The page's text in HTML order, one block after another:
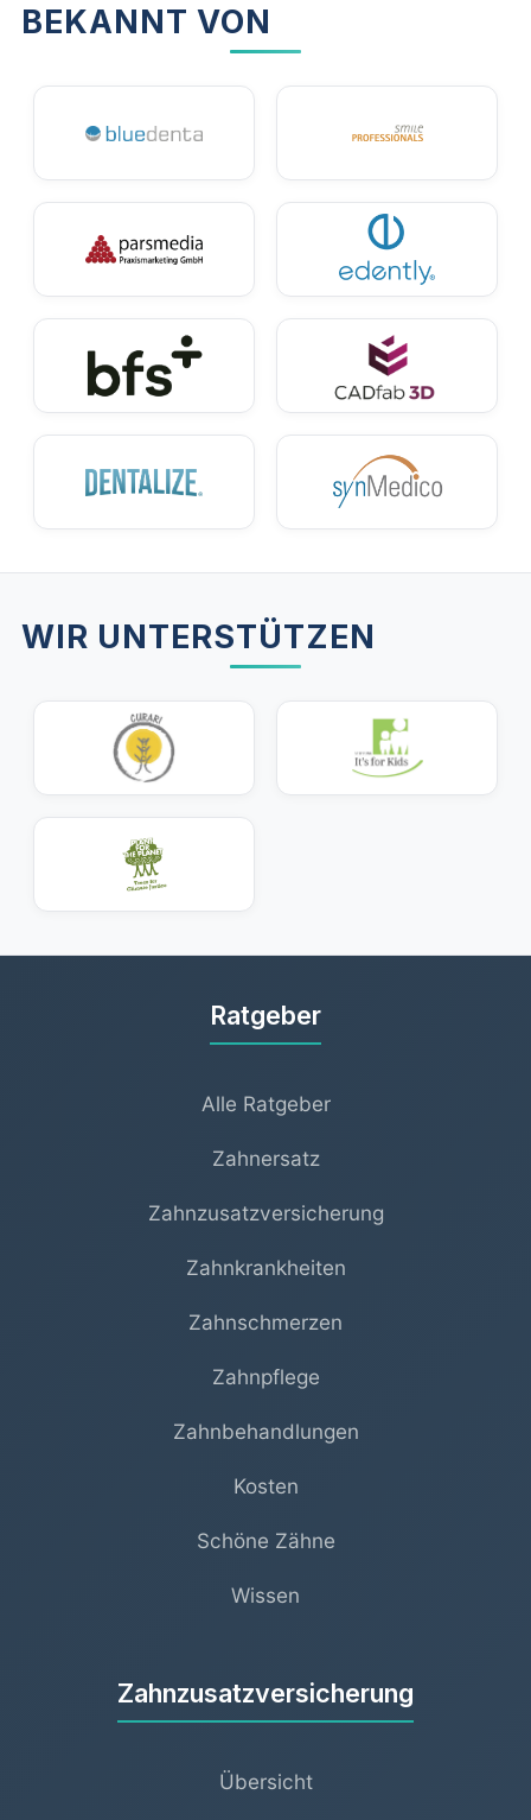
BEKANNT VON
WIR UNTERSTÜTZEN
Ratgeber
Alle Ratgeber
Zahnersatz
Zahnzusatzversicherung
Zahnkrankheiten
Zahnschmerzen
Zahnpflege
Zahnbehandlungen
Kosten
Schöne Zähne
Wissen
Zahnzusatzversicherung
Übersicht